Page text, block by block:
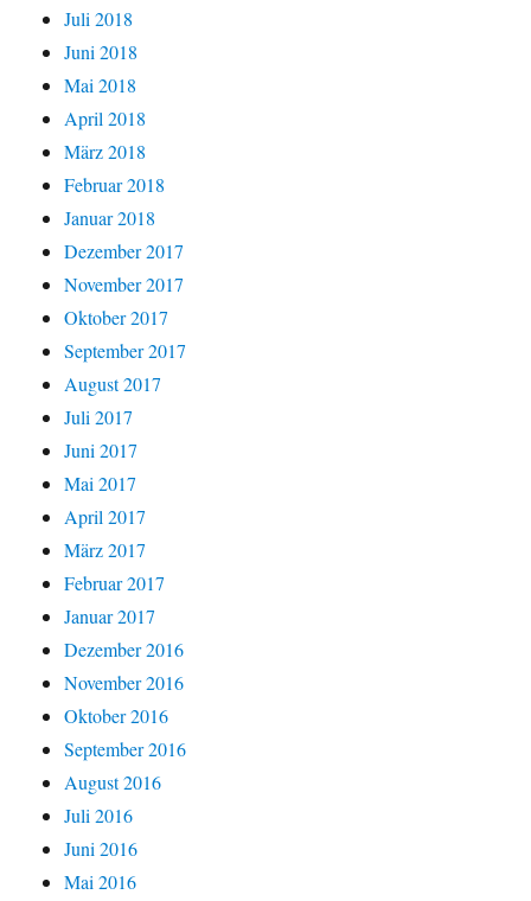
Juli 2018
Juni 2018
Mai 2018
April 2018
März 2018
Februar 2018
Januar 2018
Dezember 2017
November 2017
Oktober 2017
September 2017
August 2017
Juli 2017
Juni 2017
Mai 2017
April 2017
März 2017
Februar 2017
Januar 2017
Dezember 2016
November 2016
Oktober 2016
September 2016
August 2016
Juli 2016
Juni 2016
Mai 2016